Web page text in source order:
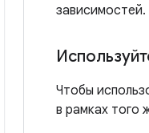
зависимостей.
Чтобы
в рамках того